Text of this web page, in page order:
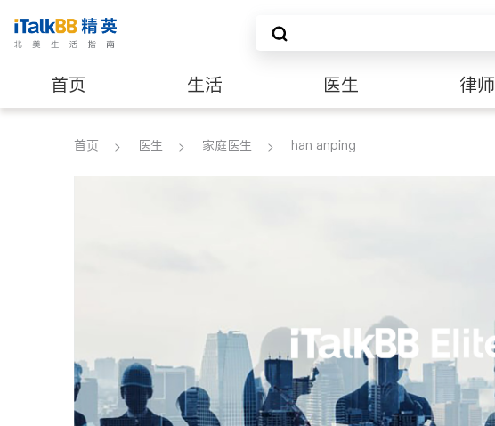
首页 生活 医生 律师
养老 非盈利组织
首页 医生 家庭医生 han anping